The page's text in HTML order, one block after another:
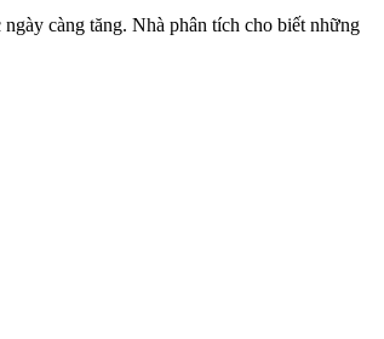
càng tăng. Nhà phân tích cho biết những